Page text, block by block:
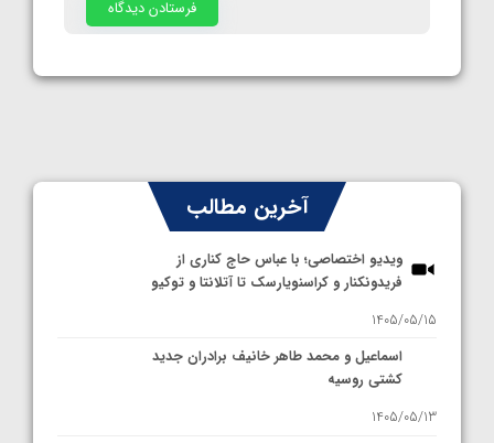
آخرین مطالب
ویدیو اختصاصی؛ با عباس حاج کناری از
فریدونکنار و کراسنویارسک تا آتلانتا و توکیو
1405/05/15
اسماعیل و محمد طاهر خانیف برادران جدید
کشتی روسیه
1405/05/13